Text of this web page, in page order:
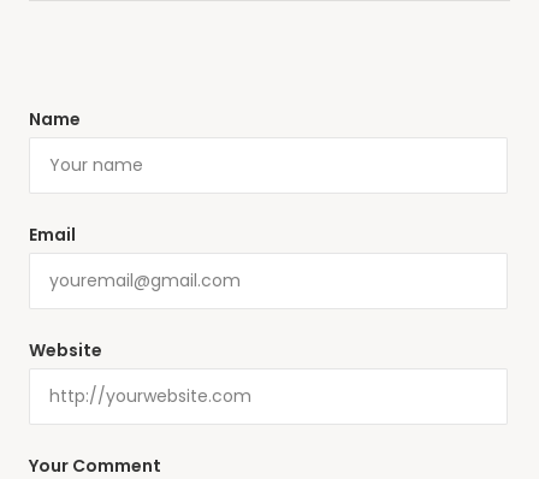
Your Comment
Name
Email
Website